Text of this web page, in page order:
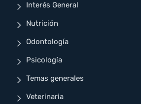
Interés General
Nutrición
Odontología
Psicología
Temas generales
Veterinaria